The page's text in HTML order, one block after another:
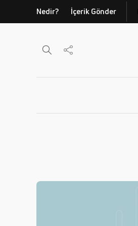
Nedir? İçerik Gönder